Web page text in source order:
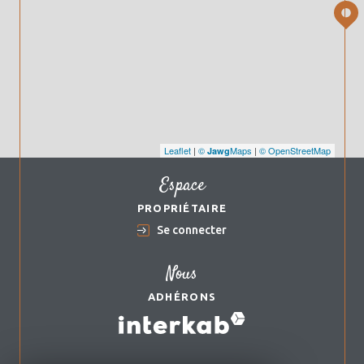
Leaflet | © JawgMaps | © OpenStreetMap
Espace
PROPRIÉTAIRE
Se connecter
Nous
ADHÉRONS